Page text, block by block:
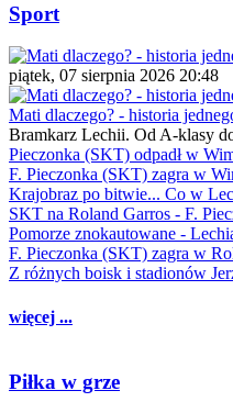
Sport
piątek, 07 sierpnia 2026 20:48
Mati dlaczego? - historia
Bramkarz Lechii. Od A-klasy
Pieczonka (SKT) odpadł w
F. Pieczonka (SKT) zagra w
Krajobraz po bitwie... Co w
SKT na Roland Garros - F.
Pomorze znokautowane -
F. Pieczonka (SKT) zagra w
Z różnych boisk i stadionów
więcej ...
Piłka w grze